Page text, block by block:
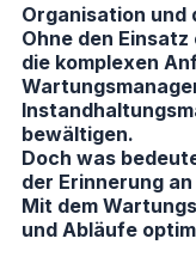
Organisation und
Ohne den
die komplexen
bewältigen.
Doch was
der Erinnerung
Mit dem
und Abläufe